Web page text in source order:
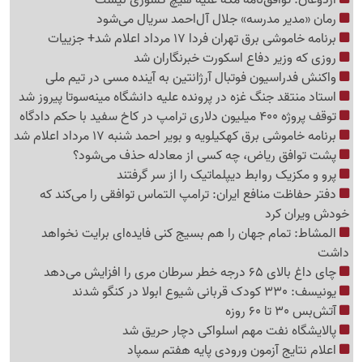
رمان «مدیر مدرسه» جلال آل‌احمد سریال می‌شود
برنامه خاموشی برق تهران فردا 17 مرداد اعلام شد+ جزییات
روزی که وزیر دفاع اسکورت خبرنگاران شد
واکنش فدراسیون فوتبال آرژانتین به آینده مسی در تیم ملی
استاد منتقد جنگ غزه در پرونده علیه دانشگاه مینه‌سوتا پیروز شد
توقف پروژه 400 میلیون دلاری ترامپ در کاخ سفید با حکم دادگاه
برنامه خاموشی برق کهکیلویه و بویر احمد شنبه 17 مرداد اعلام شد
پشت توافق ریاض، چه کسی از معادله حذف می‌شود؟
پرو و مکزیک روابط دیپلماتیک را از سر گرفتند
دفتر حفاظت منافع ایران: ترامپ التماس توافقی را می‌کند که
خودش ویران کرد
المشاط: تمام جهان را هم بسیج کنی فایده‌ای برایت نخواهد
داشت
چای داغ بالای 65 درجه خطر سرطان مری را افزایش می‌دهد
یونیسف: 330 کودک قربانی شیوع ابولا در کنگو شدند
آتش‌بس 30 تا 60 روزه
پالایشگاه نفت مهم اسلواکی دچار حریق شد
اعلام نتایج آزمون ورودی پایه هفتم سمپاد